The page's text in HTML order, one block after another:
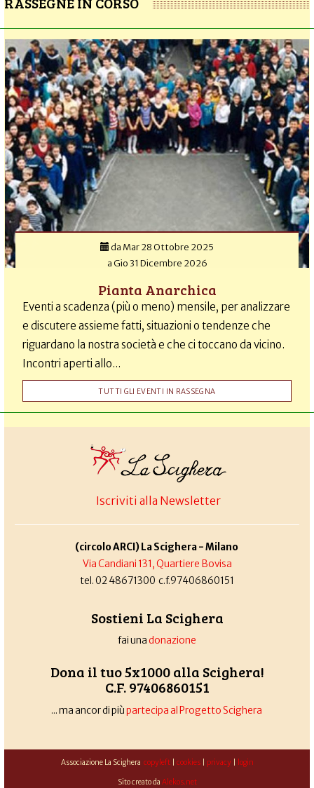
da Mar 28 Ottobre 2025
aGio 31 Dicembre 2026
Pianta Anarchica
Eventi a scadenza (più o meno) mensile, per analizzare
e discutere assieme fatti, situazioni o tendenze che
riguardano la nostra società e che ci toccano da vicino.
Incontri aperti allo...
TUTTI GLI EVENTI IN RASSEGNA
Iscriviti alla Newsletter
(circolo ARCI) La Scighera - Milano
Via Candiani 131, Quartiere Bovisa
tel. 02 48671300 c.f.97406860151
Sostieni La Scighera
fai unadonazione
Dona il tuo 5x1000 alla Scighera!
C.F. 97406860151
... ma ancor di piùpartecipa al Progetto Scighera
Associazione La Scighera copyleft| cookies| privacy| login
Sito creato da Alekos.net